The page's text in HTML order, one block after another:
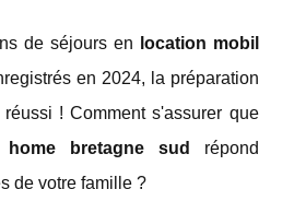
de séjours en
location mobil
en 2024, la préparation
! Comment s'assurer que
home bretagne sud
répond
de votre famille ?